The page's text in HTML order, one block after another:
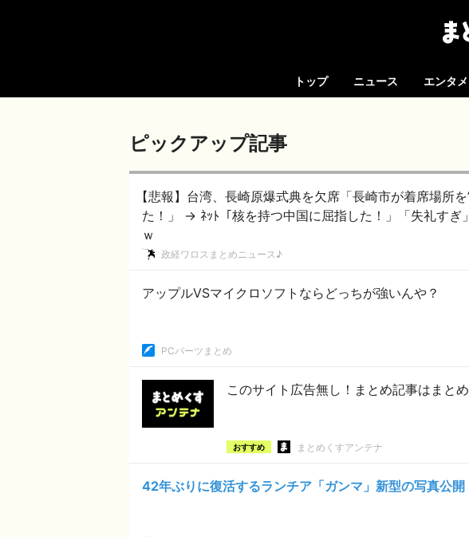
トップ ニュース エンタメ
ピックアップ記事
【悲報】台湾、長崎原爆式典を欠席「長崎市が着席場所
た！」 → ﾈｯﾄ「核を持つ中国に屈指した！」「失礼すぎ
ｗ
政経ワロスまとめニュース♪
アップルVSマイクロソフトならどっちが強いんや？
PCパーツまとめ
このサイト広告無し！まとめ記事はまと
おすすめ まとめくすアンテナ
42年ぶりに復活するランチア「ガンマ」新型の写真公